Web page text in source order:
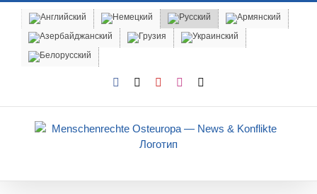
content
Facebook YouTubeInstagram